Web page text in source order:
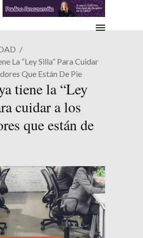
La “Ley Silla” Para Cuidar
Que Están De Pie
tiene la “Ley
cuidar a los
que están de